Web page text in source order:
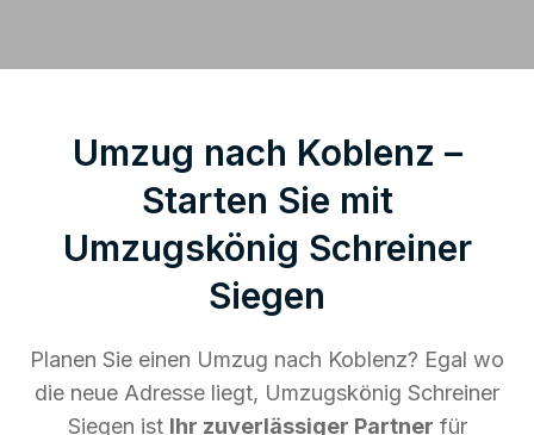
Umzug nach Koblenz –
Starten Sie mit
Umzugskönig Schreiner
Siegen
Planen Sie einen Umzug nach Koblenz? Egal wo
die neue Adresse liegt, Umzugskönig Schreiner
Siegen ist Ihr zuverlässiger Partner für